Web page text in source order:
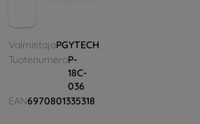
ValmistajaPGYTECH
TuotenumeroP-
18C-
036
EAN6970801335318